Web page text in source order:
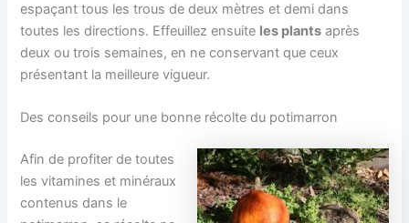
espaçant tous les trous de deux mètres et demi dans
toutes les directions. Effeuillez ensuite les plants après
deux ou trois semaines, en ne conservant que ceux
présentant la meilleure vigueur.
Des conseils pour une bonne récolte du potimarron
Afin de profiter de toutes
les vitamines et minéraux
contenus dans le